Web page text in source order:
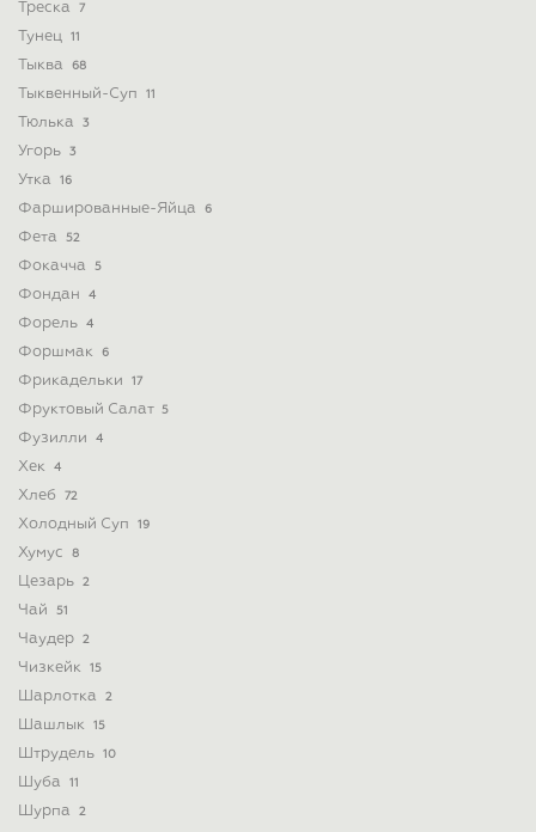
Треска 7
Тунец 11
Тыква 68
Тыквенный-Суп 11
Тюлька 3
Угорь 3
Утка 16
Фаршированные-Яйца 6
Фета 52
Фокачча 5
Фондан 4
Форель 4
Форшмак 6
Фрикадельки 17
Фруктовый Салат 5
Фузилли 4
Хек 4
Хлеб 72
Холодный Суп 19
Хумус 8
Цезарь 2
Чай 51
Чаудер 2
Чизкейк 15
Шарлотка 2
Шашлык 15
Штрудель 10
Шуба 11
Шурпа 2